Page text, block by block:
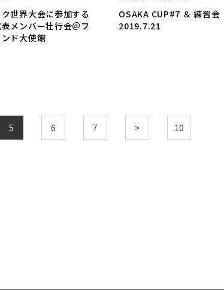
世界大会に参加する
メンバー壮行会＠フ
ド大使館
OSAKA CUP#7 ＆ 練習会
2019.7.21
5 6 7 > 10